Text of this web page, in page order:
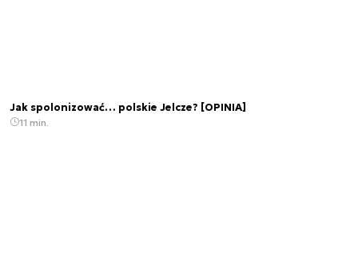
Jak spolonizować… polskie Jelcze? [OPINIA]
11 min.